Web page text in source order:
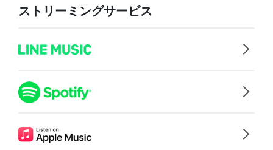
ストリーミングサービス